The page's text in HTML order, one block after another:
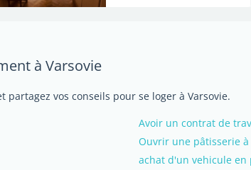
à Varsovie
partagez vos conseils pour se loger à Varsovie.
Avoir un contrat de
Ouvrir une pâtisserie à
achat d'un vehicule en